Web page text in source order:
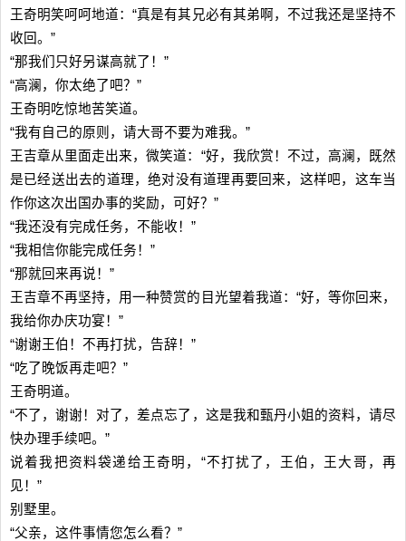
王奇明笑呵呵地道：“真是有其兄必有其弟啊，不过我还是坚持不
收回。”
“那我们只好另谋高就了！”
“高澜，你太绝了吧？”
王奇明吃惊地苦笑道。
“我有自己的原则，请大哥不要为难我。”
王吉章从里面走出来，微笑道：“好，我欣赏！不过，高澜，既然
是已经送出去的道理，绝对没有道理再要回来，这样吧，这车当
作你这次出国办事的奖励，可好？”
“我还没有完成任务，不能收！”
“我相信你能完成任务！”
“那就回来再说！”
王吉章不再坚持，用一种赞赏的目光望着我道：“好，等你回来，
我给你办庆功宴！”
“谢谢王伯！不再打扰，告辞！”
“吃了晚饭再走吧？”
王奇明道。
“不了，谢谢！对了，差点忘了，这是我和甄丹小姐的资料，请尽
快办理手续吧。”
说着我把资料袋递给王奇明，“不打扰了，王伯，王大哥，再
见！”
别墅里。
“父亲，这件事情您怎么看？”